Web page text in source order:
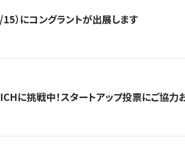
）にコングラントが出展します
に挑戦中！スタートアップ投票にご協力